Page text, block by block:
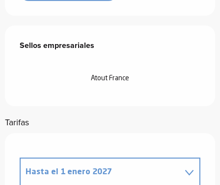
Sellos empresariales
Sellos empresariales
Atout France
Tarifas
Hasta el 1 enero 2027